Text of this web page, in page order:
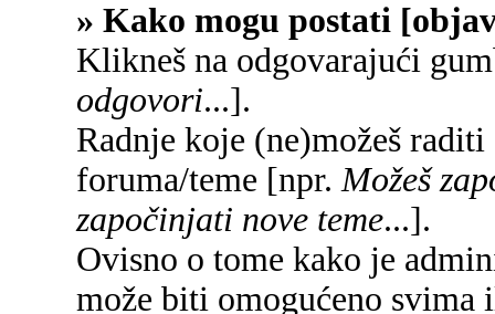
» Kako mogu postati
Klikneš na odgovarajući
odgovori...].
Radnje koje (ne)možeš
foruma/teme [npr.Možeš
započinjati nove teme...].
Ovisno o tome kako je
može biti omogućeno